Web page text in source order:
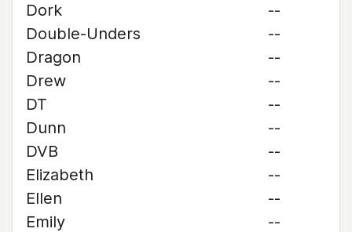
Dork
--
Double-Unders
--
Dragon
--
Drew
--
DT
--
Dunn
--
DVB
--
Elizabeth
--
Ellen
--
Emily
--